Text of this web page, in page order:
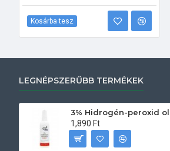
Kosárba tesz
LEGNÉPSZERŰBB TERMÉKEK
1,890 Ft